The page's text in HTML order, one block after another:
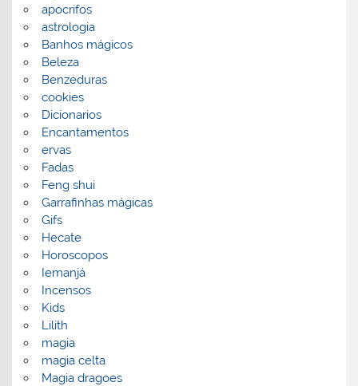
apocrifos
astrologia
Banhos mágicos
Beleza
Benzeduras
cookies
Dicionarios
Encantamentos
ervas
Fadas
Feng shui
Garrafinhas mágicas
Gifs
Hecate
Horoscopos
Iemanjá
Incensos
Kids
Lilith
magia
magia celta
Magia dragoes